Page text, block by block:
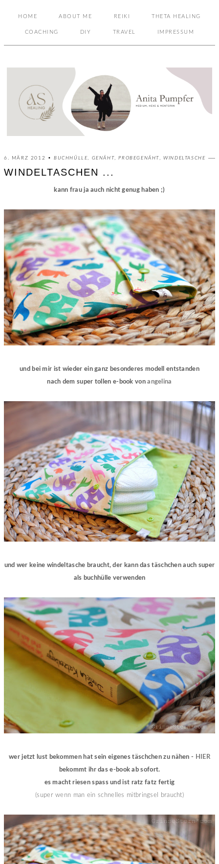
HOME ABOUT ME REIKI THETA HEALING
COACHING DIY TRAVEL IMPRESSUM
6. MÄRZ 2012 • BUCHHÜLLE GENÄHT ,PROBEGENÄHT ,WINDELTASCHE
WINDELTASCHEN ...
kann frau ja auch nicht genug haben ;)
und bei mir ist wieder ein ganz besonderes modell entstanden
nach dem super tollen e-book vonangelina
und wer keine windeltasche braucht, der kann das täschchen auch super
als buchhülle verwenden
wer jetzt lust bekommen hat sein eigenes täschchen zu nähen - HIER
bekommt ihr das e-book ab sofort.
es macht riesen spass und ist ratz fatz fertig
(super wenn man ein schnelles mitbringsel braucht)